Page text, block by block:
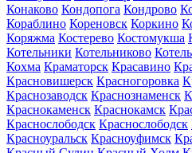
Конаково Кондопога Кондрово
Кораблино Кореновск Коркино
Коряжма Костерево Костомукша
Котельники Котельниково
Кохма Краматорск Красавино
Красновишерск Красногоровка
Краснозаводск Краснознаменск
Краснокаменск Краснокамск
Краснослободск Краснослободск
Красноуральск Красноуфимск